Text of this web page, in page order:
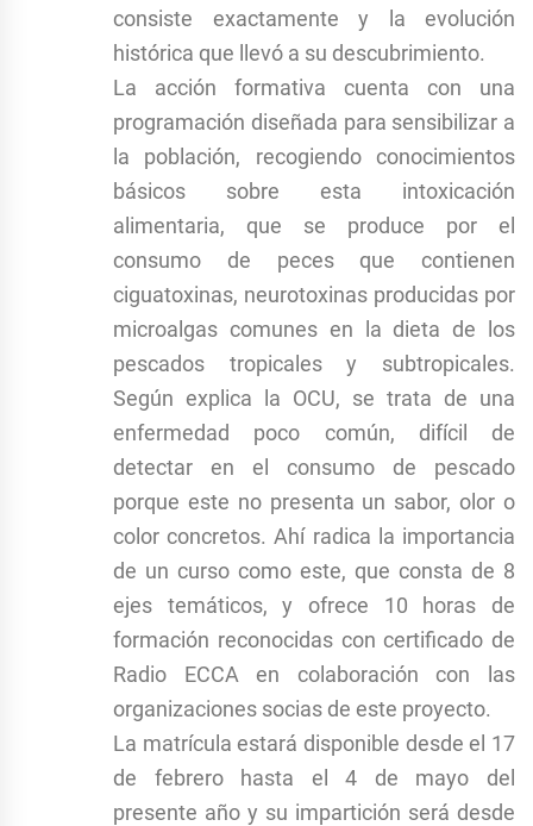
consiste exactamente y la evolución
histórica que llevó a su descubrimiento.
La acción formativa cuenta con una
programación diseñada para sensibilizar a
la población, recogiendo conocimientos
básicos sobre esta intoxicación
alimentaria, que se produce por el
consumo de peces que contienen
ciguatoxinas, neurotoxinas producidas por
microalgas comunes en la dieta de los
pescados tropicales y subtropicales.
Según explica la OCU, se trata de una
enfermedad poco común, difícil de
detectar en el consumo de pescado
porque este no presenta un sabor, olor o
color concretos. Ahí radica la importancia
de un curso como este, que consta de 8
ejes temáticos, y ofrece 10 horas de
formación reconocidas con certificado de
Radio ECCA en colaboración con las
organizaciones socias de este proyecto.
La matrícula estará disponible desde el 17
de febrero hasta el 4 de mayo del
presente año y su impartición será desde